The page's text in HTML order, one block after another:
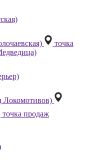
точка
Локомотивов)
точка продаж